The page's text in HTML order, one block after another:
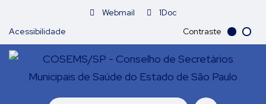
Webmail
1Doc
Acessibilidade
Contraste